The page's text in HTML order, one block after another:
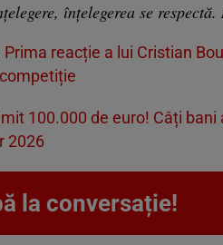
înțelegerea se
Prima reacție a lui Cristian
100.000 de euro! Câți
2026
la conversație!